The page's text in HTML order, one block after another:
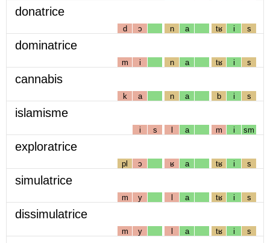
donatrice
d ɔ n a tʁ i s
dominatrice
m i n a tʁ i s
cannabis
k a n a b i s
islamisme
i s l a m i sm
exploratrice
pl ɔ ʁ a tʁ i s
simulatrice
m y l a tʁ i s
dissimulatrice
m y l a tʁ i s